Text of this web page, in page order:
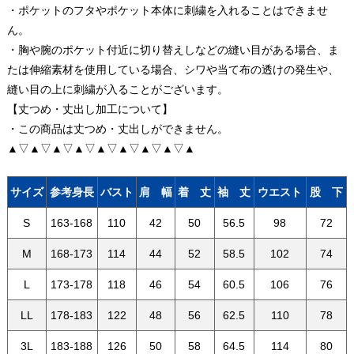
・ポケットのフタやポケット本体に刺繍を入れることはできませ
ん。
・胸や腕のポケット付近に切り替えしなどの縫い目がある場合、ま
たは伸縮素材を使用している場合、シワや当て布の透けの発生や、
縫い目の上に刺繍が入ることがございます。
【丈つめ・丈出し加工について】
・この商品は丈つめ・丈出しができません。
▲▽▲▽▲▽▲▽▲▽▲▽▲▽▲▽▲
サイズ 参考身長 バスト 肩 幅 着 丈 袖 丈 ウエスト 股 下
S 163-168 110 42 50 56.5 98 72
M 168-173 114 44 52 58.5 102 74
L 173-178 118 46 54 60.5 106 76
LL 178-183 122 48 56 62.5 110 78
3L 183-188 126 50 58 64.5 114 80